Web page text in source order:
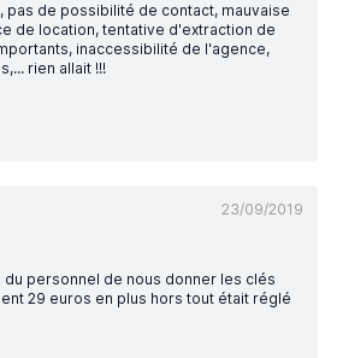
pas de possibilité de contact, mauvaise
de location, tentative d'extraction de
inaccessibilité de l'agence,
rien allait !!!
23/09/2019
du personnel de nous donner les clés
29 euros en plus hors tout était réglé